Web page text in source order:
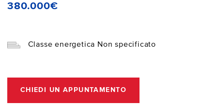
380.000€
Classe energetica Non specificato
CHIEDI UN APPUNTAMENTO